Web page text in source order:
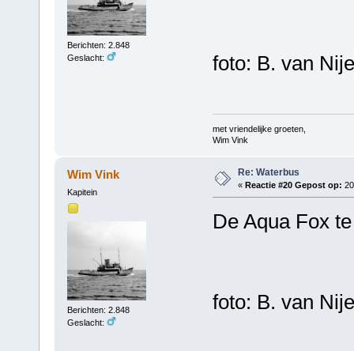
Berichten: 2.848
Geslacht:
foto: B. van
met vriendelijke groeten,
Wim Vink
Wim Vink
Kapitein
Berichten: 2.848
Geslacht:
Re: Waterbus
« Reactie #20 Gepost op:
De Aqua Fox
foto: B. van